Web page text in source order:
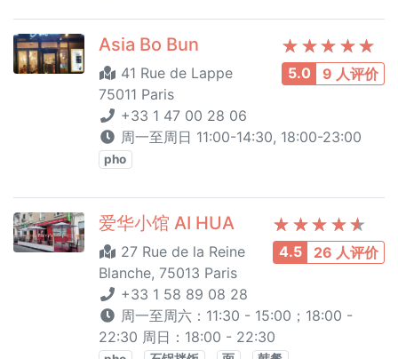
5.0 9 人评价
Asia Bo Bun
41 Rue de Lappe
75011 Paris
+33 1 47 00 28 06
周一至周日 11:00-14:30, 18:00-23:00
pho
4.5 26 人评价
爱华小馆 AI HUA
27 Rue de la Reine
Blanche, 75013 Paris
+33 1 58 89 08 28
周一至周六：11:30 - 15:00；18:00 -
22:30 周日：18:00 - 22:30